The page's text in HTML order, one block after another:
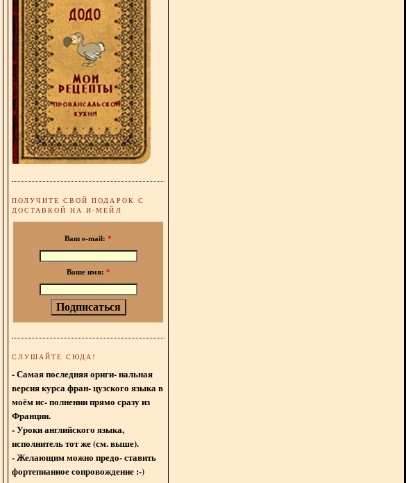
ПОЛУЧИТЕ СВОЙ ПОДАРОК С
ДОСТАВКОЙ НА И-МЕЙЛ
Ваш e-mail: *
Ваше имя: *
СЛУШАЙТЕ СЮДА!
- Самая последняя ориги- нальная
версия курса фран- цузского языка в
моём ис- полнении прямо сразу из
Франции.
- Уроки английского языка,
исполнитель тот же (см. выше).
- Желающим можно предо- ставить
фортепианное сопровождение :-)